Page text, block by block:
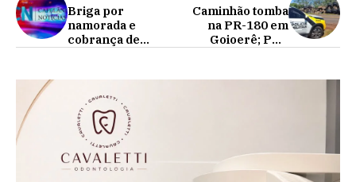
Briga por
namorada e
cobrança de
Caminhão tomba
na PR-180 em
Goioerê; PRE